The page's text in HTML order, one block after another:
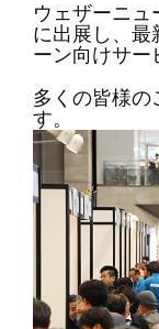
ウェザーニ
に出展し、最
ーン向けサー
多くの皆様の
す。